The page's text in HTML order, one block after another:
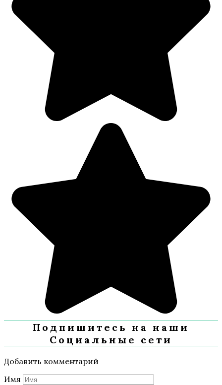
Подпишитесь на наши
Социальные сети
Добавить комментарий
Имя